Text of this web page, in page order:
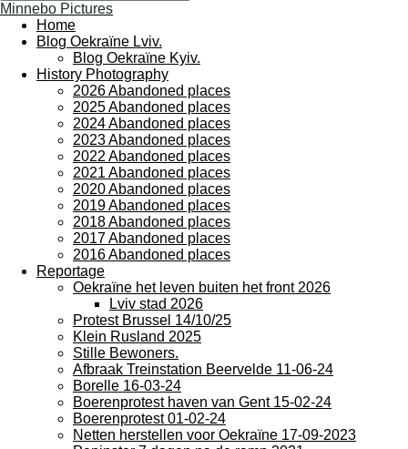
Minnebo Pictures
Home
Blog Oekraïne Lviv.
Blog Oekraïne Kyiv.
History Photography
2026 Abandoned places
2025 Abandoned places
2024 Abandoned places
2023 Abandoned places
2022 Abandoned places
2021 Abandoned places
2020 Abandoned places
2019 Abandoned places
2018 Abandoned places
2017 Abandoned places
2016 Abandoned places
Reportage
Oekraïne het leven buiten het front 2026
Lviv stad 2026
Protest Brussel 14/10/25
Klein Rusland 2025
Stille Bewoners.
Afbraak Treinstation Beervelde 11-06-24
Borelle 16-03-24
Boerenprotest haven van Gent 15-02-24
Boerenprotest 01-02-24
Netten herstellen voor Oekraïne 17-09-2023